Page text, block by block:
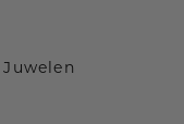
Juwelen